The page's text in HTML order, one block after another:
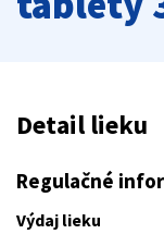
Detail lieku
Regulačné
Výdaj lieku